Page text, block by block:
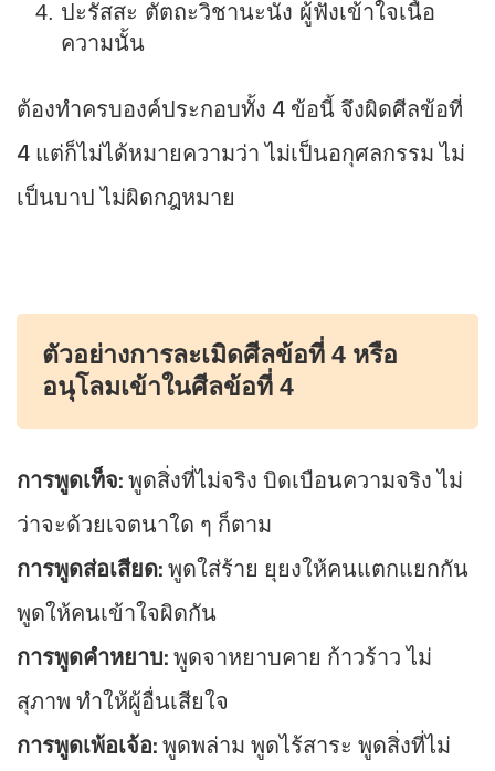
ปะรัสสะ ตัตถะวิชานะนัง ผู้ฟังเข้าใจเนื้อ
ความนั้น
ต้องทำครบองค์ประกอบทั้ง 4 ข้อนี้ จึงผิดศีลข้อที่
4 แต่ก็ไม่ได้หมายความว่า ไม่เป็นอกุศลกรรม ไม่
เป็นบาป ไม่ผิดกฎหมาย
ตัวอย่างการละเมิดศีลข้อที่ 4 หรือ
อนุโลมเข้าในศีลข้อที่ 4
การพูดเท็จ:พูดสิ่งที่ไม่จริง บิดเบือนความจริง ไม่
ว่าจะด้วยเจตนาใด ๆ ก็ตาม
การพูดส่อเสียด:พูดใส่ร้าย ยุยงให้คนแตกแยกกัน
พูดให้คนเข้าใจผิดกัน
การพูดคำหยาบ:พูดจาหยาบคาย ก้าวร้าว ไม่
สุภาพ ทำให้ผู้อื่นเสียใจ
การพูดเพ้อเจ้อ:พูดพล่าม พูดไร้สาระ พูดสิ่งที่ไม่